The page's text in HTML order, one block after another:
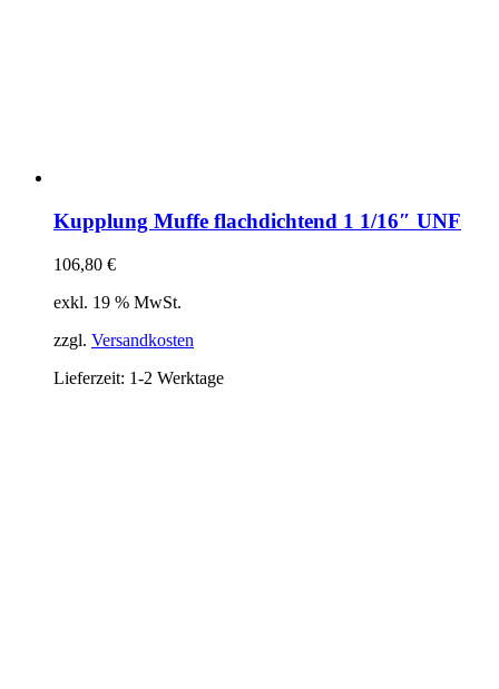
Kupplung Muffe flachdichtend 1 1/16″ UNF
106,80 €
exkl. 19 % MwSt.
zzgl. Versandkosten
Lieferzeit: 1-2 Werktage